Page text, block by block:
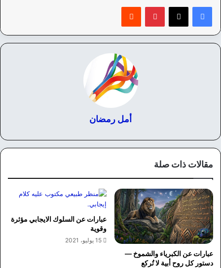
بينتيريست
أمل رمضان
مقالات ذات صلة
عبارات عن الكبرياء والشموخ —
دستور كل روح أبية لا تُركع
عبارات عن السلوك الايجابي مؤثرة
وقوية
15 يوليو، 2021